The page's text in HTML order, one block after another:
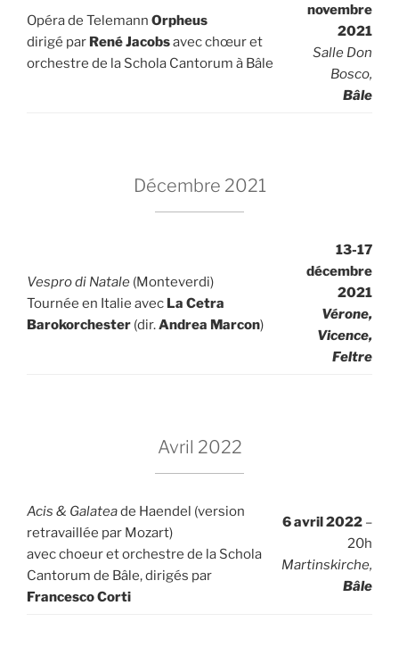
Opéra de Telemann Orpheus
dirigé par René Jacobsavec chœur et
orchestre de la Schola Cantorum à Bâle
novembre
2021
Salle Don
Bosco,
Bâle
Décembre 2021
Vespro di Natale (Monteverdi)
Tournée en Italie avec La Cetra
Barokorchester (dir.Andrea Marcon)
13-17
décembre
2021
Vérone,
Vicence,
Feltre
Avril 2022
Acis & Galateade Haendel (version
retravaillée par Mozart)
avec choeur et orchestre de la Schola
Cantorum de Bâle, dirigés par
Francesco Corti
6 avril 2022 –
20h
Martinskirche,
Bâle